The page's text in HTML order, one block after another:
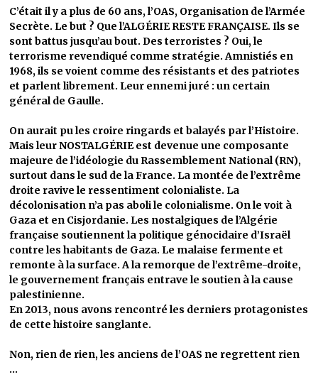
C’était il y a plus de 60 ans, l’OAS, Organisation de l’Armée
Secrète. Le but ? Que l’ALGÉRIE RESTE FRANÇAISE. Ils se
sont battus jusqu’au bout. Des terroristes ? Oui, le
terrorisme revendiqué comme stratégie. Amnistiés en
1968, ils se voient comme des résistants et des patriotes
et parlent librement. Leur ennemi juré : un certain
général de Gaulle.
On aurait pu les croire ringards et balayés par l’Histoire.
Mais leur NOSTALGÉRIE est devenue une composante
majeure de l’idéologie du Rassemblement National (RN),
surtout dans le sud de la France. La montée de l’extrême
droite ravive le ressentiment colonialiste. La
décolonisation n’a pas aboli le colonialisme. On le voit à
Gaza et en Cisjordanie. Les nostalgiques de l’Algérie
française soutiennent la politique génocidaire d’Israël
contre les habitants de Gaza. Le malaise fermente et
remonte à la surface. A la remorque de l’extrême-droite,
le gouvernement français entrave le soutien à la cause
palestinienne.
En 2013, nous avons rencontré les derniers protagonistes
de cette histoire sanglante.
Non, rien de rien, les anciens de l’OAS ne regrettent rien
…